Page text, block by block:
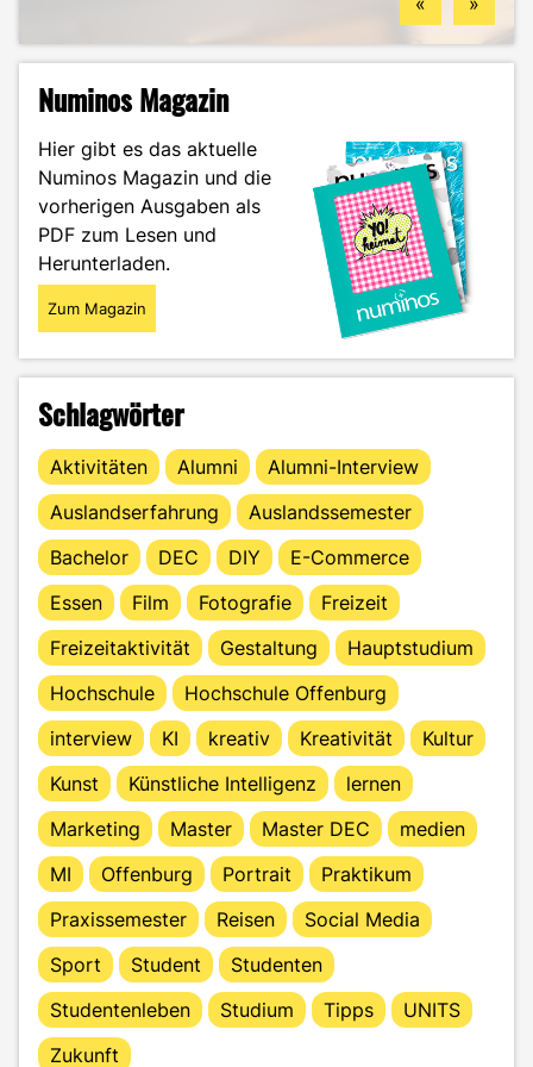
Numinos Magazin
Hier gibt es das aktuelle
Numinos Magazin und die
vorherigen Ausgaben als
PDF zum Lesen und
Herunterladen.
Zum Magazin
Schlagwörter
Aktivitäten Alumni
Alumni-Interview
Auslandserfahrung
Auslandssemester
Bachelor
DEC DIY
E-Commerce
Essen
Film Fotografie
Freizeit
Freizeitaktivität
Gestaltung
Hauptstudium
Hochschule
Hochschule Offenburg
interview
KI kreativ Kreativität
Kultur
Kunst
Künstliche Intelligenz
lernen
Marketing
Master Master DEC
medien
MI
Offenburg Portrait
Praktikum
Praxissemester
Reisen
Social Media
Sport
Student
Studenten
Studentenleben
Studium Tipps
UNITS
Zukunft